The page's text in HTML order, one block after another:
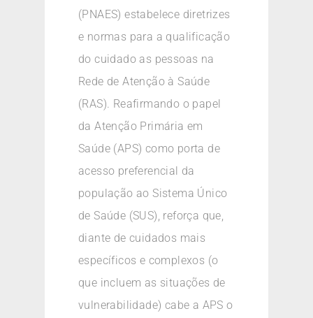
(PNAES) estabelece diretrizes
e normas para a qualificação
do cuidado as pessoas na
Rede de Atenção à Saúde
(RAS). Reafirmando o papel
da Atenção Primária em
Saúde (APS) como porta de
acesso preferencial da
população ao Sistema Único
de Saúde (SUS), reforça que,
diante de cuidados mais
específicos e complexos (o
que incluem as situações de
vulnerabilidade) cabe a APS o